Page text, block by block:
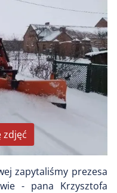
zdjęć
zapytaliśmy prezesa
- pana Krzysztofa